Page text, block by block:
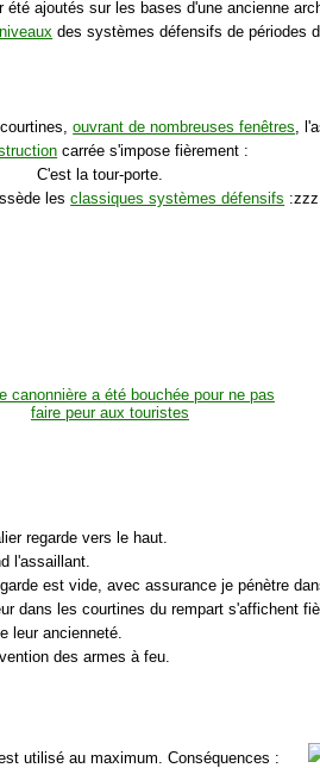
ajoutés sur les bases d'une ancienne
des systèmes défensifs de périodes
courtines,ouvrant de nombreuses fenêtres ,
carrée s'impose fièrement :
C'est la tour-porte.
lesclassiques systèmes défensifs :zzz
regarde vers le haut.
l'assaillant.
est vide, avec assurance je pénètre
dans les courtines du rempart s'affichent
leur ancienneté.
des armes à feu.
utilisé au maximum. Conséquences :